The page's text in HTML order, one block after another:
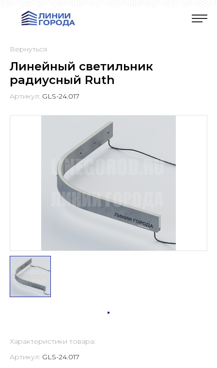
Вернуться
Линейный светильник
радиусный Ruth
Артикул: GLS-24.017
Характеристики товара:
Артикул: GLS-24.017